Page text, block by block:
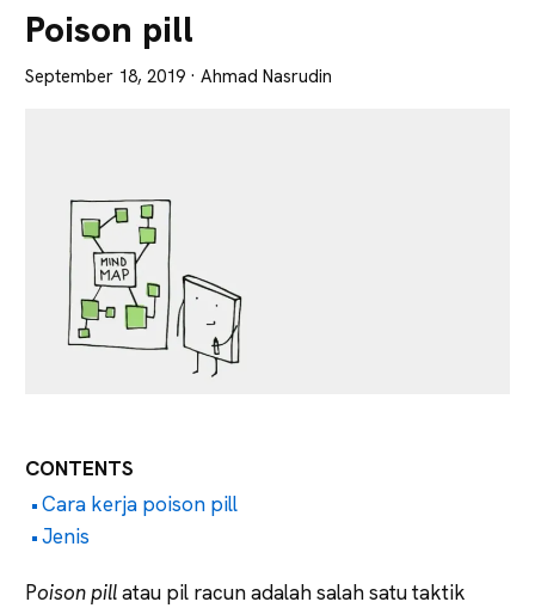
Tajam
Poison pill
September 18, 2019 · Ahmad Nasrudin
CONTENTS
Cara kerja poison pill
Jenis
Poison pillatau pil racun adalah salah satu taktik